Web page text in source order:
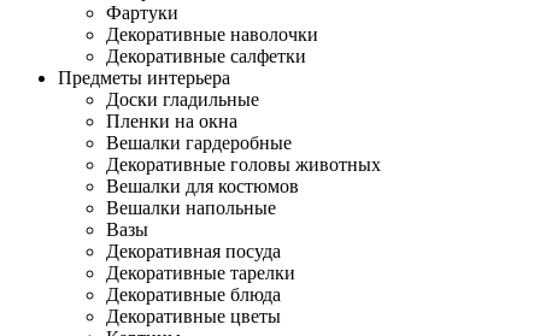
Фартуки
Декоративные наволочки
Декоративные салфетки
Предметы интерьера
Доски гладильные
Пленки на окна
Вешалки гардеробные
Декоративные головы животных
Вешалки для костюмов
Вешалки напольные
Вазы
Декоративная посуда
Декоративные тарелки
Декоративные блюда
Декоративные цветы